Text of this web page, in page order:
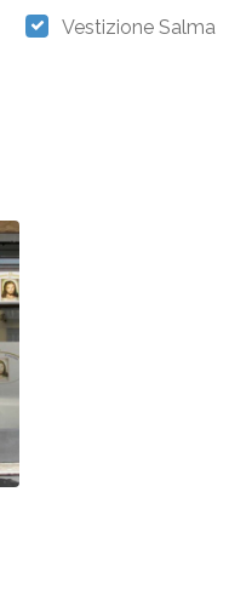
Vestizione Salma